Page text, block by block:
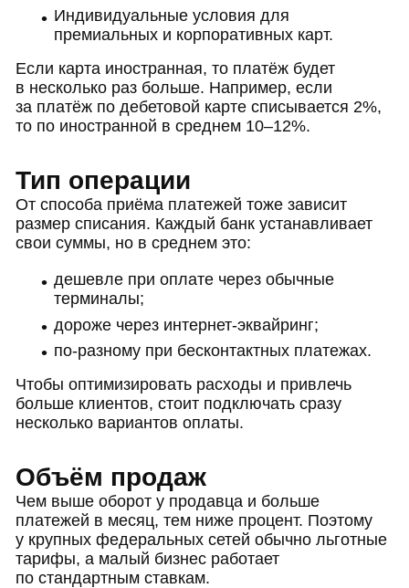
Индивидуальные условия для
премиальных и корпоративных карт.
Если карта иностранная, то платёж будет
в несколько раз больше. Например, если
за платёж по дебетовой карте списывается 2%,
то по иностранной в среднем 10–12%.
Тип операции
От способа приёма платежей тоже зависит
размер списания. Каждый банк устанавливает
свои суммы, но в среднем это:
дешевле при оплате через обычные
терминалы;
дороже через интернет-эквайринг;
по-разному при бесконтактных платежах.
Чтобы оптимизировать расходы и привлечь
больше клиентов, стоит подключать сразу
несколько вариантов оплаты.
Объём продаж
Чем выше оборот у продавца и больше
платежей в месяц, тем ниже процент. Поэтому
у крупных федеральных сетей обычно льготные
тарифы, а малый бизнес работает
по стандартным ставкам.